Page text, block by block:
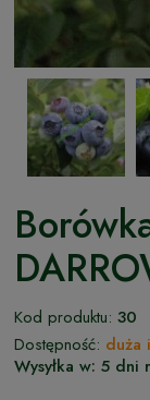
Kod produktu: 30
Dostępność: duża
Wysyłka w: 5 dni